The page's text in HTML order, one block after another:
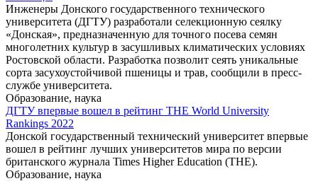
Инженеры Донского государственного технического
университета (ДГТУ) разработали селекционную сеялку
«Донская», предназначенную для точного посева семян
многолетних культур в засушливых климатических условиях
Ростовской области. Разработка позволит сеять уникальные
сорта засухоустойчивой пшеницы и трав, сообщили в пресс-
службе университета.
Образование, наука
ДГТУ впервые вошел в рейтинг THE World University
Rankings 2022
Донской государственный технический университет впервые
вошел в рейтинг лучших университетов мира по версии
британского журнала Times Higher Education (THE).
Образование, наука